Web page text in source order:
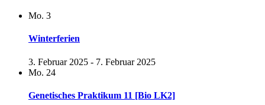
Mo. 3
Winterferien
3. Februar 2025 - 7. Februar 2025
Mo. 24
Genetisches Praktikum 11 [Bio LK2]